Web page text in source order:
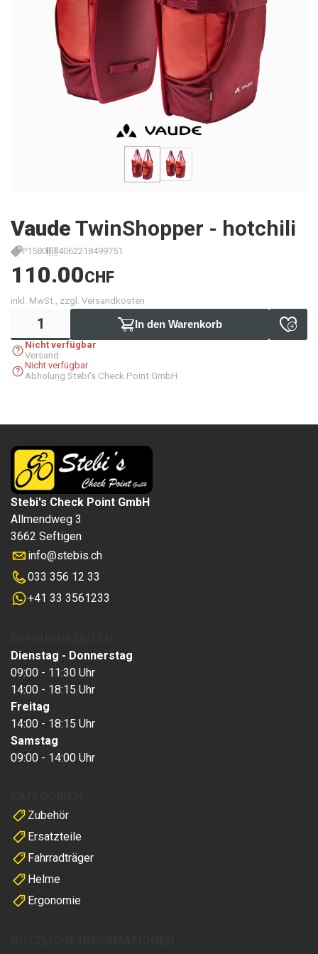
Vaude TwinShopper - hotchili
P1580 4062218499751
110.00CHF
inkl. MwSt., zzgl. Versandkosten
In den Warenkorb
Nicht verfügbar
Versand
Nicht verfügbar
Abholung Stebi's Check Point GmbH
Stebi's Check Point GmbH
Allmendweg 3
3662 Seftigen
info@stebis.ch
033 356 12 33
+41 33 3561233
Zubehör
Ersatzteile
Fahrradträger
Helme
Ergonomie
Dienstag - Donnerstag
09:00 - 11:30 Uhr
14:00 - 18:15 Uhr
Freitag
14:00 - 18:15 Uhr
Samstag
09:00 - 14:00 Uhr